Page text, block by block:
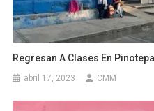
Regresan A Clases En Pinotepa
abril 17, 2023 CMM